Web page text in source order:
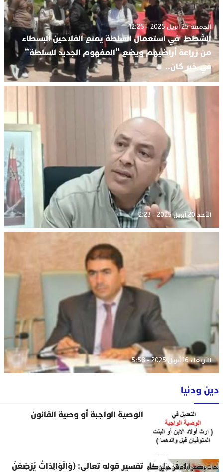
الجمعة 25 أبريل 2025 - 12:25
الشطط في استعمال السلطة يمنع الفلاحين البسطاء
من زراعة أراضيهم ويضع “المفهوم الجديد للسلطة”
في خبر كان..
الأحد 20 أبريل 2025 - 2:23
الأربعاء 16 أبريل 2025 - 5:58
دين ودنيا
الوصية الواجبة أو وصية القانون
تفسير قوله تعالى: (وَالْوَالِدَاتُ يُرْضِعْنَ